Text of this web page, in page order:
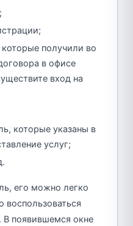
получили во
в офисе
вход на
которые указаны в
услуг;
его можно легко
воспользоваться
В появившемся окне